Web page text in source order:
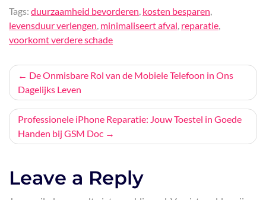
Tags: duurzaamheid bevorderen, kosten besparen,
levensduur verlengen, minimaliseert afval, reparatie,
voorkomt verdere schade
Bericht
navigatie
De Onmisbare Rol van de Mobiele Telefoon in Ons
Dagelijks Leven
Professionele iPhone Reparatie: Jouw Toestel in Goede
Handen bij GSM Doc
Leave a Reply